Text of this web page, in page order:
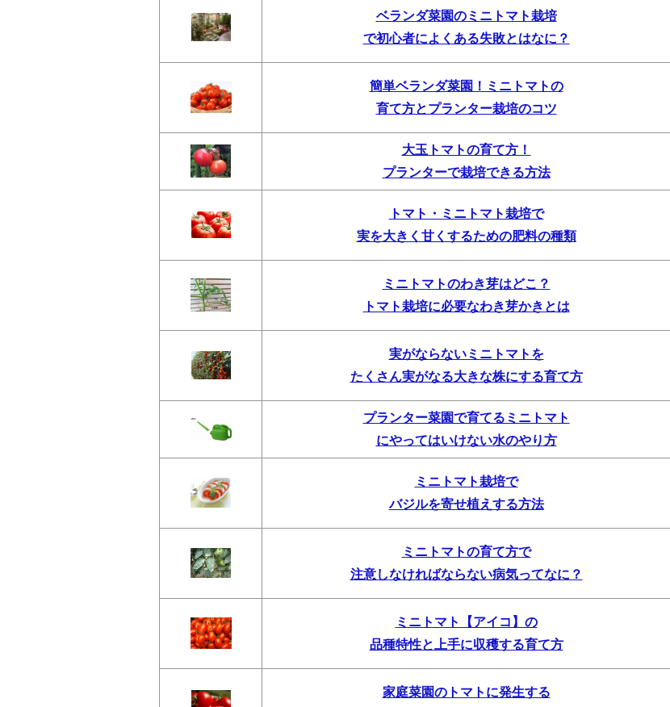
ベランダ菜園のミニトマト栽培
で初心者によくある失敗とはなに？
簡単ベランダ菜園！ミニトマトの
育て方とプランター栽培のコツ
大玉トマトの育て方！
プランターで栽培できる方法
トマト・ミニトマト栽培で
実を大きく甘くするための肥料の種類
ミニトマトのわき芽はどこ？
トマト栽培に必要なわき芽かきとは
実がならないミニトマトを
たくさん実がなる大きな株にする育て方
プランター菜園で育てるミニトマト
にやってはいけない水のやり方
ミニトマト栽培で
バジルを寄せ植えする方法
ミニトマトの育て方で
注意しなければならない病気ってなに？
ミニトマト【アイコ】の
品種特性と上手に収穫する育て方
家庭菜園のトマトに発生する